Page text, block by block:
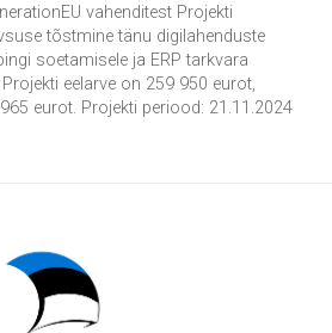
vahenditest Projekti
tõstmine tänu digilahenduste
soetamisele ja ERP tarkvara
eelarve on 259 950 eurot,
eurot. Projekti periood: 21.11.2024